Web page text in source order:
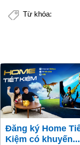
Từ khóa:
Đăng ký Home Tiết
Kiệm có khuyến...